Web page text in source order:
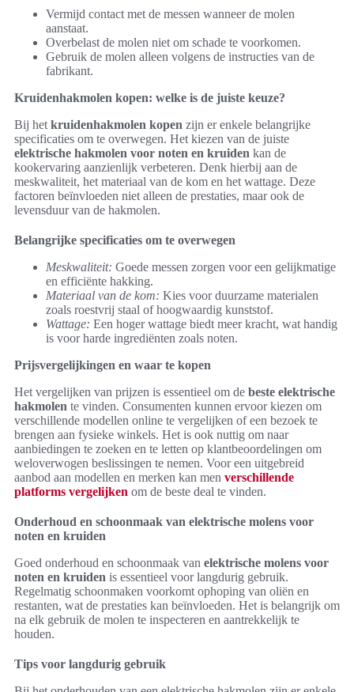
Vermijd contact met de messen wanneer de molen
aanstaat.
Overbelast de molen niet om schade te voorkomen.
Gebruik de molen alleen volgens de instructies van de
fabrikant.
Kruidenhakmolen kopen: welke is de juiste keuze?
Bij het kruidenhakmolen kopen zijn er enkele belangrijke
specificaties om te overwegen. Het kiezen van de juiste
elektrische hakmolen voor noten en kruiden kan de
kookervaring aanzienlijk verbeteren. Denk hierbij aan de
meskwaliteit, het materiaal van de kom en het wattage. Deze
factoren beïnvloeden niet alleen de prestaties, maar ook de
levensduur van de hakmolen.
Belangrijke specificaties om te overwegen
Meskwaliteit: Goede messen zorgen voor een gelijkmatige
en efficiënte hakking.
Materiaal van de kom: Kies voor duurzame materialen
zoals roestvrij staal of hoogwaardig kunststof.
Wattage: Een hoger wattage biedt meer kracht, wat handig
is voor harde ingrediënten zoals noten.
Prijsvergelijkingen en waar te kopen
Het vergelijken van prijzen is essentieel om de beste elektrische
hakmolen te vinden. Consumenten kunnen ervoor kiezen om
verschillende modellen online te vergelijken of een bezoek te
brengen aan fysieke winkels. Het is ook nuttig om naar
aanbiedingen te zoeken en te letten op klantbeoordelingen om
weloverwogen beslissingen te nemen. Voor een uitgebreid
aanbod aan modellen en merken kan men verschillende
platforms vergelijken om de beste deal te vinden.
Onderhoud en schoonmaak van elektrische molens voor
noten en kruiden
Goed onderhoud en schoonmaak van elektrische molens voor
noten en kruiden is essentieel voor langdurig gebruik.
Regelmatig schoonmaken voorkomt ophoping van oliën en
restanten, wat de prestaties kan beïnvloeden. Het is belangrijk om
na elk gebruik de molen te inspecteren en aantrekkelijk te
houden.
Tips voor langdurig gebruik